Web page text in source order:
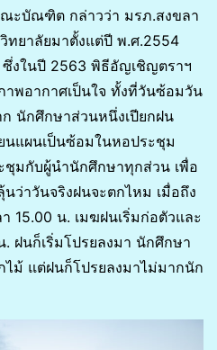
บัณฑิต กล่าวว่า มรภ.สงขลา
ยาลัยมาตั้งแต่ปี พ.ศ.2554
ซึ่งในปี 2563 พิธีอัญเชิญตราฯ
าพอากาศเป็นใจ ทั้งที่วันซ้อมวัน
นักศึกษาส่วนหนึ่งเปียกฝน
นแผนเป็นซ้อมในหอประชุม
ชุมกับผู้นำนักศึกษาทุกส่วน เพื่อ
นว่าวันจริงฝนจะตกไหม เมื่อถึง
15.00 น. เมฆฝนเริ่มก่อตัวและ
. ฝนก็เริ่มโปรยลงมา นักศึกษา
ไม้ แต่ฝนก็โปรยลงมาไม่มากนัก